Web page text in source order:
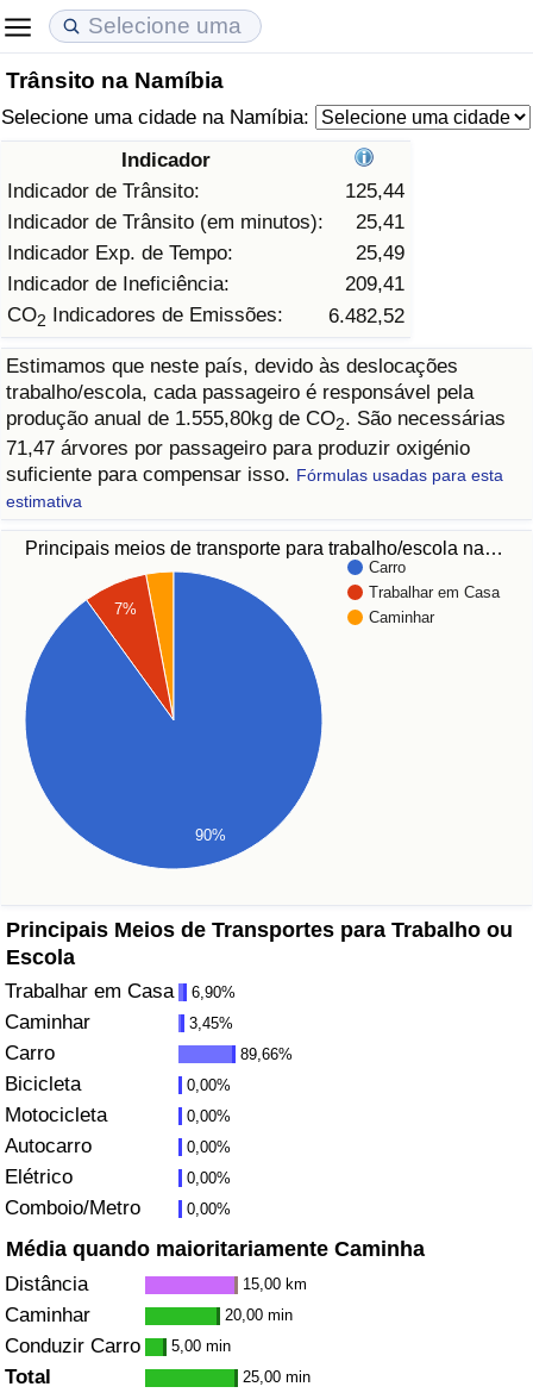
Trânsito na Namíbia
Selecione uma cidade na Namíbia:
Indicador
Indicador de Trânsito:
125,44
Indicador de Trânsito (em minutos):
25,41
Indicador Exp. de Tempo:
25,49
Indicador de Ineficiência:
209,41
CO2 Indicadores de Emissões: 6.482,52
Estimamos que neste país, devido às deslocações
trabalho/escola, cada passageiro é responsável pela
produção anual de 1.555,80kg de CO2. São necessárias
71,47 árvores por passageiro para produzir oxigénio
suficiente para compensar isso. Fórmulas usadas para esta
estimativa
Principais meios de transporte para trabalho/escola na…
Carro
Trabalhar em Casa
Caminhar
7%
90%
Principais Meios de Transportes para Trabalho ou
Escola
Trabalhar em Casa 6,90%
Caminhar 3,45%
Carro 89,66%
Bicicleta 0,00%
Motocicleta 0,00%
Autocarro 0,00%
Elétrico 0,00%
Comboio/Metro 0,00%
Média quando maioritariamente Caminha
Distância 15,00 km
Caminhar 20,00 min
Conduzir Carro 5,00 min
Total 25,00 min
Custo de Vida
Indicador de Custo de Vida (Atual)
Indicador de Custo de Vida
Indicador de Custo de Vida Por País
em Aqaba
Preços de Imóveis
Indicador de Preços de Imóveis (Atual)
Indicador de Preços de Imóveis
Indicador de Preços de Imóveis por País
Qualidade de Vida
Indicador de Qualidade de Vida
Indicador de Qualidade de Vida (Atual)
Índice de qualidade de vida por país
Crime
Taxa do Indicador de Crime (Atual)
Indicador de Crime
Índice de criminalidade por país
Indicador de Saúde (Atual)
Indicador de Saúde
Indicador de Saúde por País
Poluição
Índice de poluição
Indicador de Poluição por País
Trânsito
Indicador de Trânsito
Indicador de Trânsito (Atual)
Indicador de Trânsito por País